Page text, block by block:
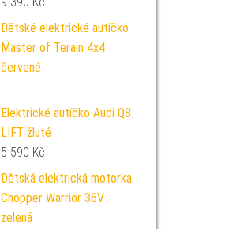
Dětské elektrické autíčko
Master of Terain 4x4
červené
Elektrické autíčko Audi Q8
LIFT žluté
5 590 Kč
Dětská elektrická motorka
Chopper Warrior 36V
zelená